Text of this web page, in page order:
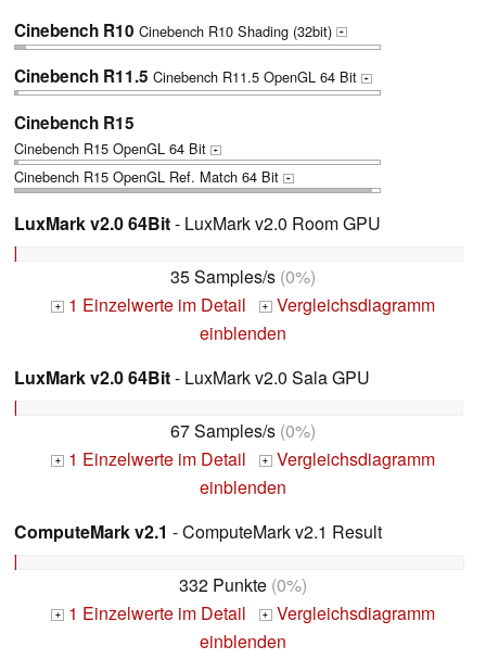
Cinebench R10 Cinebench R10 Shading (32bit) +
Cinebench R11.5 Cinebench R11.5 OpenGL 64 Bit +
Cinebench R15
Cinebench R15 OpenGL 64 Bit +
Cinebench R15 OpenGL Ref. Match 64 Bit +
LuxMark v2.0 64Bit- LuxMark v2.0 Room GPU
35 Samples/s (0%)
+ 1 Einzelwerte im Detail + Vergleichsdiagramm
einblenden
LuxMark v2.0 64Bit- LuxMark v2.0 Sala GPU
67 Samples/s (0%)
+ 1 Einzelwerte im Detail + Vergleichsdiagramm
einblenden
ComputeMark v2.1 - ComputeMark v2.1 Result
332 Punkte (0%)
+ 1 Einzelwerte im Detail + Vergleichsdiagramm
einblenden